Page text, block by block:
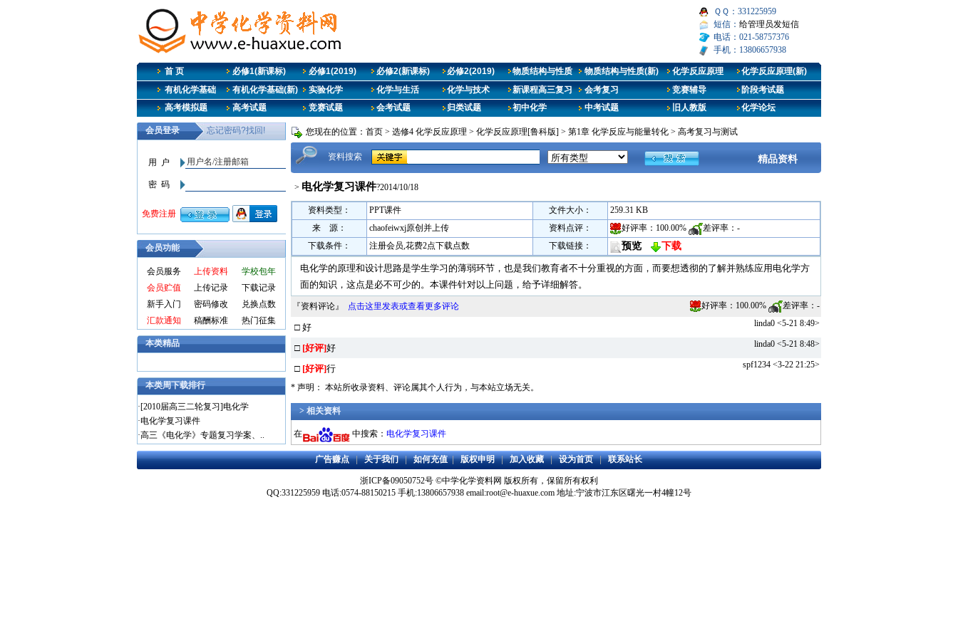
ＱＱ：331225959
短信： 给管理员发短信
电话：021-58757376
手机：13806657938
首 页 必修1(新课标) 必修1(2019) 必修2(新课标) 必修2(2019) 物质结构与性质 物质结构与性质(新) 化学反应原理
化学反应原理(新)
有机化学基础
有机化学基础(新) 实验化学 化学与生活 化学与技术 新课程高三复习 会考复习 竞赛辅导
阶段考试题
高考模拟题
高考试题 竞赛试题 会考试题 归类试题 初中化学 中考试题 旧人教版 化学论坛
会员功能
会员服务 上传资料
学校包年
会员贮值
上传记录
下载记录
新手入门
密码修改
兑换点数
汇款通知
稿酬标准 热门征集
本类精品
本类周下载排行
·[2010届高三二轮复习]电化学
·电化学复习课件
·高三《电化学》专题复习学案、..
您现在的位置： 首页 > 选修4 化学反应原理 > 化学反应原理[鲁科版] > 第1章 化学反应与能量转化 > 高考复习与测试
资料搜索 精品资料
> 电化学复习课件?2014/10/18
资料类型： PPT课件 文件大小：
259.31 KB
来 源：
chaofeiwxj原创并上传 资料点评： 好评率： 100.00% 差评率： -
下载条件：
注册会员,花费2点下载点数 下载链接： 预览 下载
电化学的原理和设计思路是学生学习的薄弱环节，也是我们教育者不十分重视的方面，而要想透彻的了解并熟练应用电化学方
面的知识，这点是必不可少的。本课件针对以上问题，给予详细解答。
『资料评论』 点击这里发表或查看更多评论 好评率： 100.00% 差评率： -
□ 好 linda0 <5-21 8:49>
□ [好评]好 linda0 <5-21 8:48>
□ [好评]行 spf1234 <3-22 21:25>
* 声明： 本站所收录资料、评论属其个人行为，与本站立场无关。
> 相关资料
在 中搜索： 电化学复习课件
广告赚点|关于我们|如何充值|版权申明|加入收藏|设为首页|联系站长
浙ICP备09050752号 ©中学化学资料网 版权所有，保留所有权利
QQ:331225959 电话:0574-88150215 手机:13806657938 email:root@e-huaxue.com 地址:宁波市江东区曙光一村4幢12号